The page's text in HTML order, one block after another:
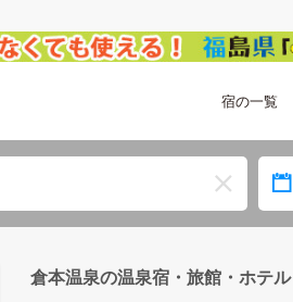
宿の一覧
倉本温泉の温泉宿・旅館・ホテル